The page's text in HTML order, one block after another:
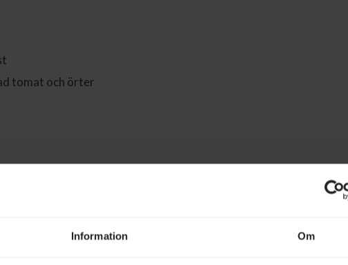
Information Om
tomat och örter
din biljett